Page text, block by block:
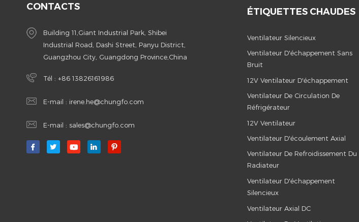
CONTACTS
Building 11,Giant Industrial Park, Shibei
Industrial Road, Dashi Street, Panyu District,
Guangzhou City, Guangdong Province,China
Tél : +86 13826161986
E-mail : irene.he@chungfo.com
E-mail : sales@chungfo.com
ÉTIQUETTES CHAUDES
Ventilateur Silencieux
Ventilateur D'échappement Sans
Bruit
12V Ventilateur D'échappement
Ventilateur De Circulation De
Réfrigérateur
12V Ventilateur
Ventilateur D'écoulement Axial
Ventilateur De Refroidissement Du
Radiateur
Ventilateur D'échappement
Silencieux
Ventilateur Axial DC